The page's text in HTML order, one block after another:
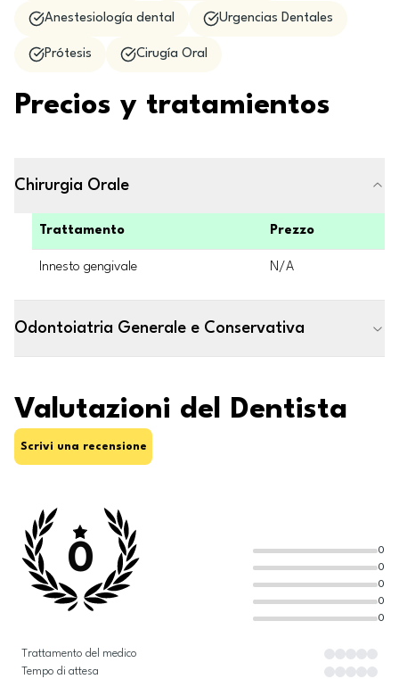
Anestesiología dental Urgencias Dentales
Prótesis Cirugía Oral
Precios y tratamientos
Chirurgia Orale
Trattamento Prezzo
Innesto gengivale N/A
Odontoiatria Generale e Conservativa
Valutazioni del Dentista
Scrivi una recensione
0
0
0
0
0
0
Trattamento del medico
Tempo di attesa